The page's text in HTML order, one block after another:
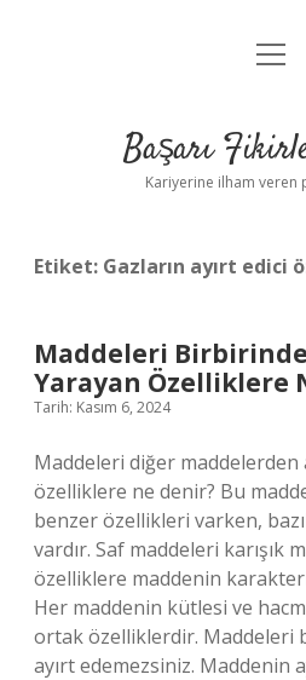
Anasayfa
Yasal
Başarı
Kariyerine ilham veren
Etiket: Gazların ayırt
Maddeleri
Yarayan Özelliklere
Tarih: Kasım 6, 2024
Maddeleri diğer maddelerden
özelliklere ne denir? Bu
benzer özellikleri varken,
vardır. Saf maddeleri karışık
özelliklere maddenin
Her maddenin kütlesi ve
ortak özelliklerdir. Maddeleri
ayırt edemezsiniz. Maddenin